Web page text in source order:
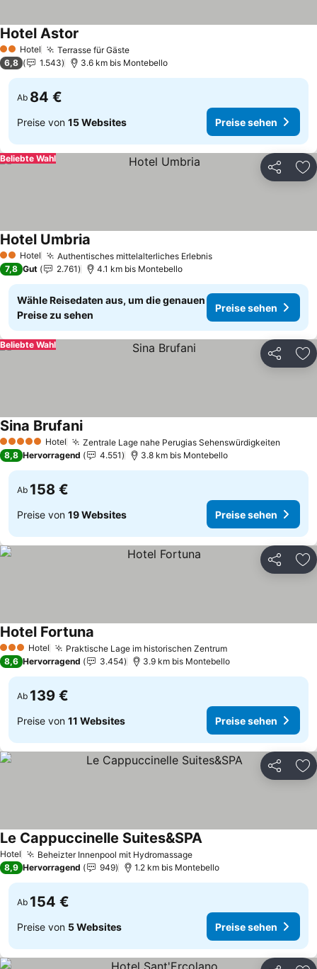
2 Sterne
Hotel Terrasse für Gäste
Hotel Astor
6,8 1.543 3.6 km bis Montebello
Ab 84 €
Preise von 15 Websites Preise sehen
Teilen
Beliebte Wahl
2 Sterne
Hotel Authentisches mittelalterliches Erlebnis
Hotel Umbria
7,8 Gut 2.761 4.1 km bis Montebello
Wähle Reisedaten aus, um die genauen
Preise zu sehen
Preise sehen
Teilen
Beliebte Wahl
5 Sterne Hotel Zentrale Lage nahe Perugias Sehenswürdigkeiten
Sina Brufani
8,8 Hervorragend 4.551 3.8 km bis Montebello
Ab 158 €
Preise von 19 Websites Preise sehen
Teilen
3 SterneHotel Praktische Lage im historischen Zentrum
Hotel Fortuna
8,6 Hervorragend 3.454 3.9 km bis Montebello
Ab 139 €
Preise von 11 Websites Preise sehen
Teilen
Hotel Beheizter Innenpool mit Hydromassage
Le Cappuccinelle Suites&SPA
8,9 Hervorragend 949 1.2 km bis Montebello
Ab 154 €
Preise von 5 Websites Preise sehen